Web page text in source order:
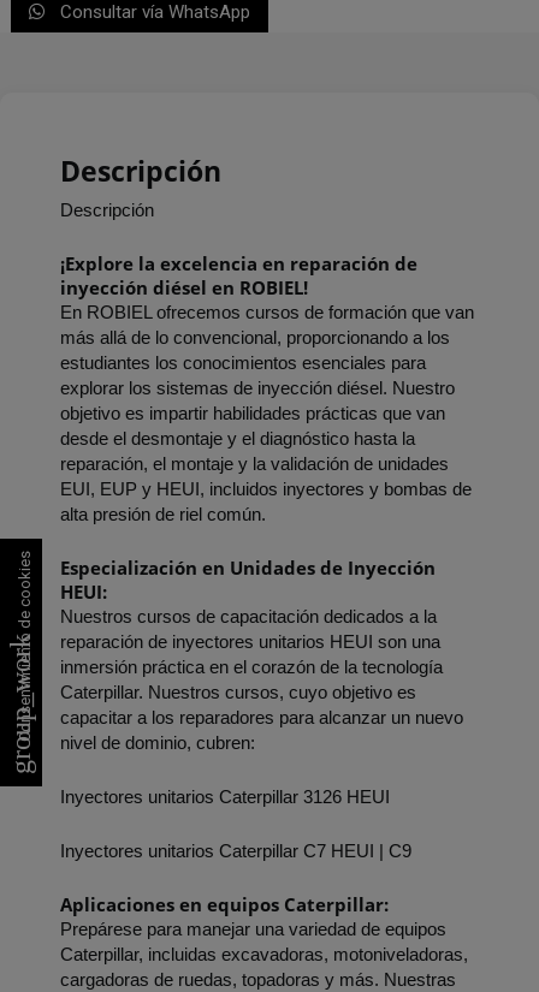
Consultar vía WhatsApp
Descripción
Descripción
¡Explore la excelencia en reparación de
inyección diésel en ROBIEL!
En ROBIEL ofrecemos cursos de formación que van
más allá de lo convencional, proporcionando a los
estudiantes los conocimientos esenciales para
explorar los sistemas de inyección diésel. Nuestro
objetivo es impartir habilidades prácticas que van
desde el desmontaje y el diagnóstico hasta la
reparación, el montaje y la validación de unidades
EUI, EUP y HEUI, incluidos inyectores y bombas de
alta presión de riel común.
Especialización en Unidades de Inyección
HEUI:
Nuestros cursos de capacitación dedicados a la
reparación de inyectores unitarios HEUI son una
inmersión práctica en el corazón de la tecnología
Caterpillar. Nuestros cursos, cuyo objetivo es
capacitar a los reparadores para alcanzar un nuevo
nivel de dominio, cubren:
Inyectores unitarios Caterpillar 3126 HEUI
Inyectores unitarios Caterpillar C7 HEUI | C9
Aplicaciones en equipos Caterpillar:
Prepárese para manejar una variedad de equipos
Caterpillar, incluidas excavadoras, motoniveladoras,
cargadoras de ruedas, topadoras y más. Nuestras
group_work
Consentimiento de cookies